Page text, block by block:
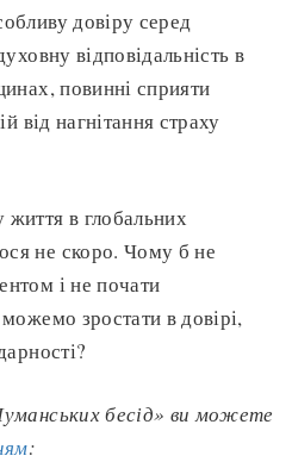
довіру серед
відповідальність в
повинні сприяти
від нагнітання страху
в глобальних
не скоро. Чому б не
і не почати
зростати в довірі,
бесід» ви можете
: